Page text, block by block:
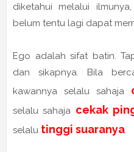
diketahui melalui
belum tentu lagi dapat
Ego adalah sifat batin.
dan sikapnya. Bila
kawannya selalu sahaja
selalu sahaja cekak
selalu tinggi suaranya